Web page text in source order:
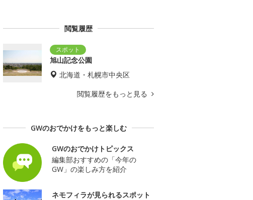
閲覧履歴
旭山記念公園
北海道・札幌市中央区
閲覧履歴をもっと見る
GWのおでかけをもっと楽しむ
GWのおでかけトピックス
編集部おすすめの「今年の
GW」の楽しみ方を紹介
ネモフィラが見られるスポット